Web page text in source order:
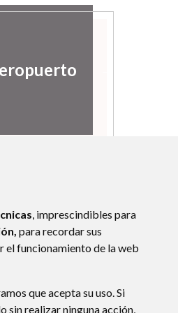
, imprescindibles para
para recordar sus
el funcionamiento de la web
que acepta su uso. Si
sin realizar ninguna acción,